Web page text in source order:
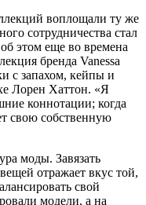
воплощали ту же
сотрудничества стал
этом еще во времена
бренда Vanessa
с запахом, кейпы и
Лорен Хаттон. «Я
коннотации; когда
свою собственную
моды. Завязать
отражает вкус той,
свой
модели, а на